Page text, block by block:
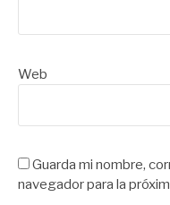
Web
Guarda mi nombre,
navegador para la